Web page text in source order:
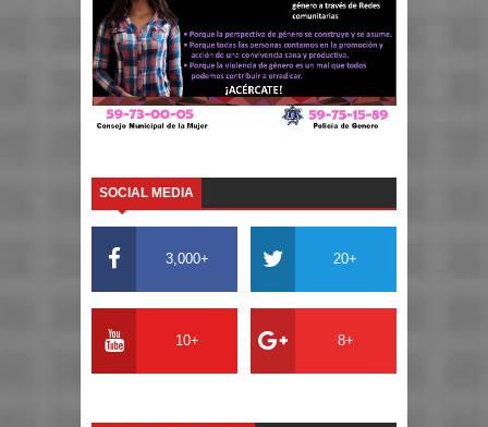
SOCIAL MEDIA
3,000+ 20+
10+ 8+